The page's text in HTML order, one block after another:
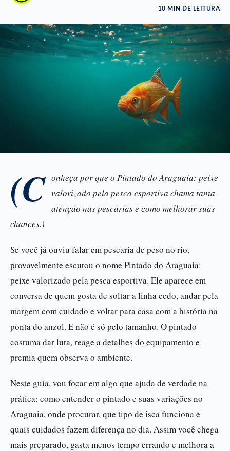
10 MIN DE LEITURA
(C onheça por que o Pintado do Araguaia: peixe
valorizado pela pesca esportiva chama tanta
atenção nas pescarias e como melhorar suas
chances.)
Se você já ouviu falar em pescaria de peso no rio,
provavelmente escutou o nome Pintado do Araguaia:
peixe valorizado pela pesca esportiva. Ele aparece em
conversa de quem gosta de soltar a linha cedo, andar pela
margem com cuidado e voltar para casa com a história na
ponta do anzol. E não é só pelo tamanho. O pintado
costuma dar luta, reage a detalhes do equipamento e
premia quem observa o ambiente.
Neste guia, vou focar em algo que ajuda de verdade na
prática: como entender o pintado e suas variações no
Araguaia, onde procurar, que tipo de isca funciona e
quais cuidados fazem diferença no dia. Assim você chega
mais preparado, gasta menos tempo errando e melhora a